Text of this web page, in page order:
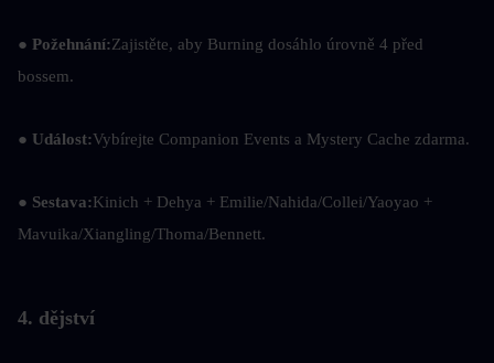
● Požehnání:Zajistěte, aby Burning dosáhlo úrovně 4 před
bossem.
● Událost:Vybírejte Companion Events a Mystery Cache zdarma.
● Sestava:Kinich + Dehya + Emilie/Nahida/Collei/Yaoyao +
Mavuika/Xiangling/Thoma/Bennett.
4. dějství